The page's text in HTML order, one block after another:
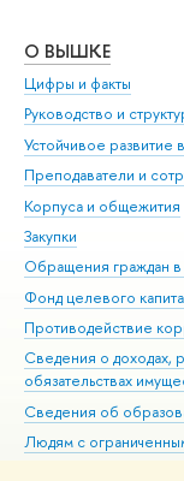
О ВЫШКЕ
Цифры и факты
Руководство и
Устойчивое
Преподаватели и
Корпуса и общежития
Закупки
Обращения граждан
Фонд целевого
Противодействие
Сведения о доходах,
обязательствах
Сведения об
Людям с